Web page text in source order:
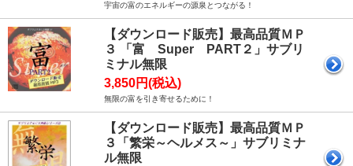
宇宙の富のエネルギーの源泉とつながる！
【ダウンロード販売】最高品質ＭＰ
３ 「富 Super PART２」サブリ
ミナル無限
3,850円(税込)
無限の富を引き寄せるために！
【ダウンロード販売】最高品質ＭＰ
３「繁栄～ヘルメス～」サブリミナ
ル無限